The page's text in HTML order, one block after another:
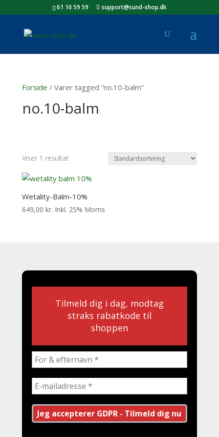
61 10 59 59 support@sund-shop.dk
Forside / Varer tagged “no.10-balm”
no.10-balm
Viser 1 resultat
Wetality-Balm-10%
649,00 kr. Inkl. 25% Moms
Tilmeld dig i dag, modtag
straks rabatkode til
shoppen